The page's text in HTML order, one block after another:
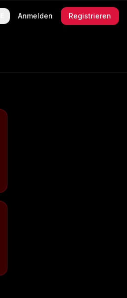
Anmelden Registrieren